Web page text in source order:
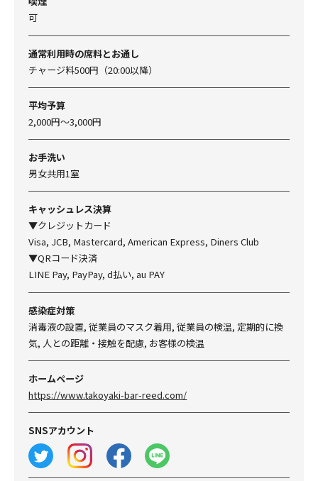
可
通常利用時の席料とお通し
チャージ料500円（20:00以降）
平均予算
2,000円～3,000円
お手洗い
男女共用1室
キャッシュレス決算
▼クレジットカード
Visa, JCB, Mastercard, American Express, Diners Club
▼QRコード決済
LINE Pay, PayPay, d払い, au PAY
感染症対策
消毒液の設置, 従業員のマスク着用, 従業員の検温, 定期的に換
気, 人との距離・接触を配慮, お客様の検温
ホームページ
https://www.takoyaki-bar-reed.com/
SNSアカウント